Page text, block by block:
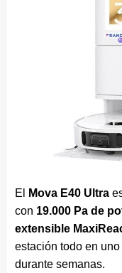
El Mova E40 Ultra
con 19.000 Pa de
extensible
estación todo en
durante semanas.